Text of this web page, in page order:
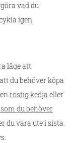
vad du
igen.
läge att
du behöver köpa
rostig kedjaeller
du behöver
du vara ute i sista